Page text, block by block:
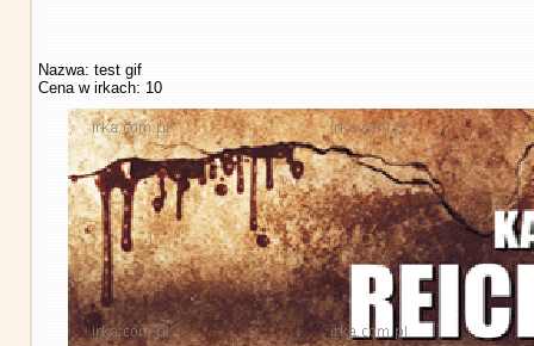
Nazwa: test gif
Cena w irkach: 10